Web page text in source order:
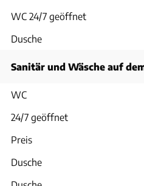
WC 24/7 geöffnet
Dusche
Sanitär und Wäsche auf
WC
24/7 geöffnet
Preis
Dusche